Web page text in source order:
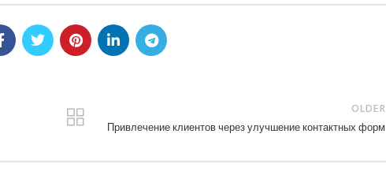
OLDER
Привлечение клиентов через улучшение контактных форм